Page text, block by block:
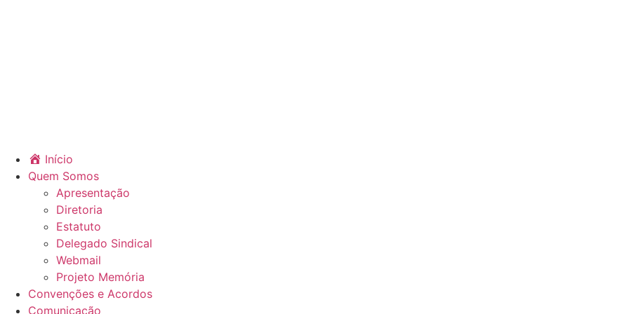
Início
Quem Somos
Apresentação
Diretoria
Estatuto
Delegado Sindical
Webmail
Projeto Memória
Convenções e Acordos
Comunicação